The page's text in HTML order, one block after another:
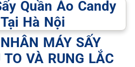
MÁY SẤY
TO VÀ RUNG LẮC